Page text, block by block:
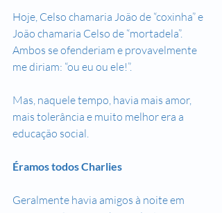
Hoje, Celso chamaria João de “coxinha” e
João chamaria Celso de “mortadela”.
Ambos se ofenderiam e provavelmente
me diriam: “ou eu ou ele!”.
Mas, naquele tempo, havia mais amor,
mais tolerância e muito melhor era a
educação social.
Éramos todos Charlies
Geralmente havia amigos à noite em